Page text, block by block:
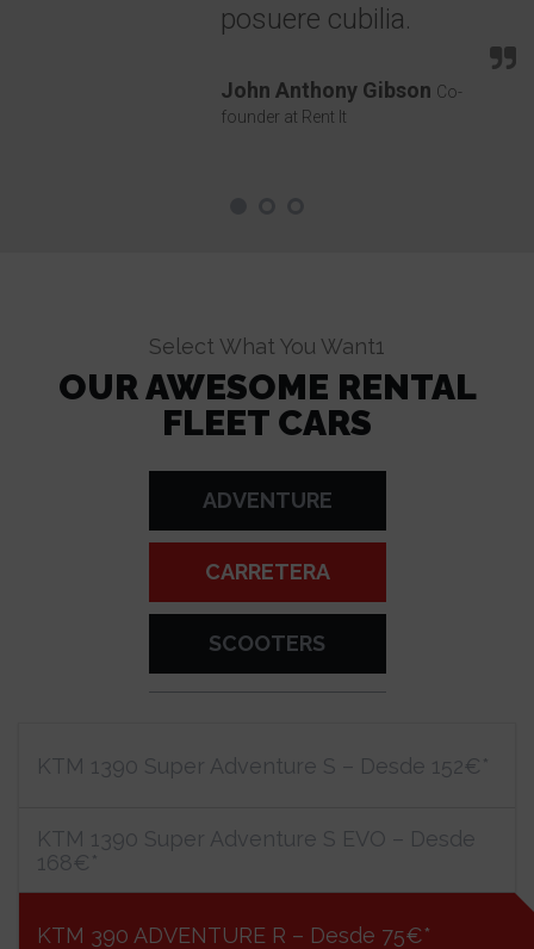
posuere cubilia.
John Anthony Gibson Co-
founder at Rent It
Select What You Want1
OUR AWESOME RENTAL
FLEET CARS
ADVENTURE
CARRETERA
SCOOTERS
KTM 1390 Super Adventure S – Desde 152€*
KTM 1390 Super Adventure S EVO – Desde
168€*
KTM 390 ADVENTURE R – Desde 75€*